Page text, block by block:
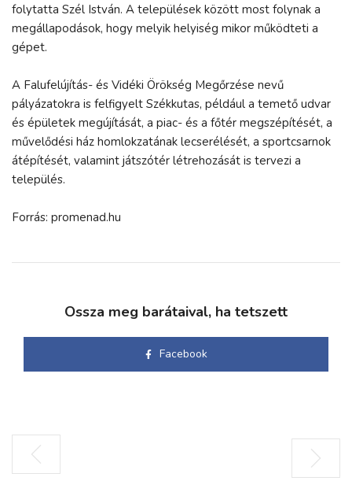
folytatta Szél István. A települések között most folynak a
megállapodások, hogy melyik helyiség mikor működteti a
gépet.
A Falufelújítás- és Vidéki Örökség Megőrzése nevű
pályázatokra is felfigyelt Székkutas, például a temető udvar
és épületek megújítását, a piac- és a főtér megszépítését, a
művelődési ház homlokzatának lecserélését, a sportcsarnok
átépítését, valamint játszótér létrehozását is tervezi a
település.
Forrás: promenad.hu
Ossza meg barátaival, ha tetszett
Facebook